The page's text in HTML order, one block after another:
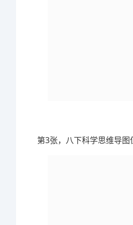
第3张，八下科学思维导图